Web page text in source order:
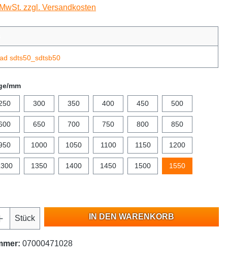
zzgl. Versandkosten
sdts50_sdtsb50
mm
300 350 400 450 500
650 700 750 800 850
1000 1050 1100 1150 1200
1350 1400 1450 1500 1550
Stück IN DEN WARENKORB
07000471028